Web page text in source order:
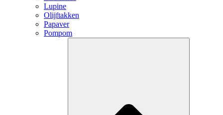
Lupine
Olijftakken
Papaver
Pompom